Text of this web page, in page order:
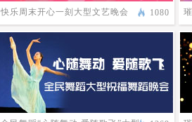
快乐周末开心一刻大型文艺晚会 1080